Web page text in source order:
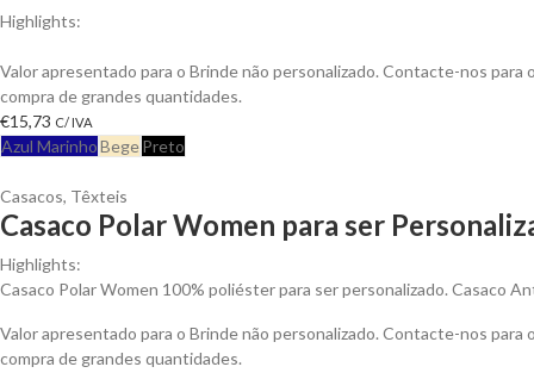
Highlights:
Valor apresentado para o Brinde não personalizado. Contacte-nos para
compra de grandes quantidades.
€15,73 C/ IVA
Azul MarinhoBegePreto
Casacos, Têxteis
Casaco Polar Women para ser
Highlights:
Casaco Polar Women 100% poliéster para ser personalizado. Casaco
Valor apresentado para o Brinde não personalizado. Contacte-nos para
compra de grandes quantidades.